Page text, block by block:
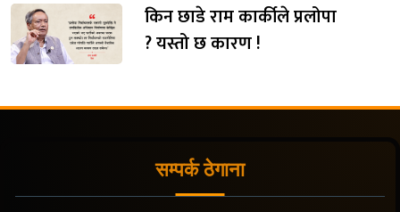
किन छाडे राम कार्कीले प्रलोपा
? यस्तो छ कारण !
सम्पर्क ठेगाना